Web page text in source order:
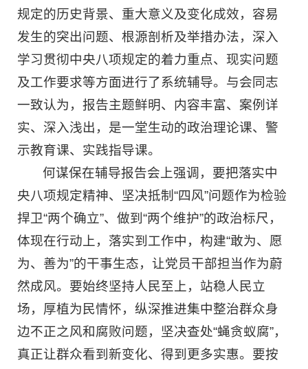
规定的历史背景、重大意义及变化成效，容易
发生的突出问题、根源剖析及举措办法，深入
学习贯彻中央八项规定的着力重点、现实问题
及工作要求等方面进行了系统辅导。与会同志
一致认为，报告主题鲜明、内容丰富、案例详
实、深入浅出，是一堂生动的政治理论课、警
示教育课、实践指导课。
何谋保在辅导报告会上强调，要把落实中
央八项规定精神、坚决抵制“四风”问题作为检验
捍卫“两个确立”、做到“两个维护”的政治标尺，
体现在行动上，落实到工作中，构建“敢为、愿
为、善为”的干事生态，让党员干部担当作为蔚
然成风。要始终坚持人民至上，站稳人民立
场，厚植为民情怀，纵深推进集中整治群众身
边不正之风和腐败问题，坚决查处“蝇贪蚁腐”，
真正让群众看到新变化、得到更多实惠。要按